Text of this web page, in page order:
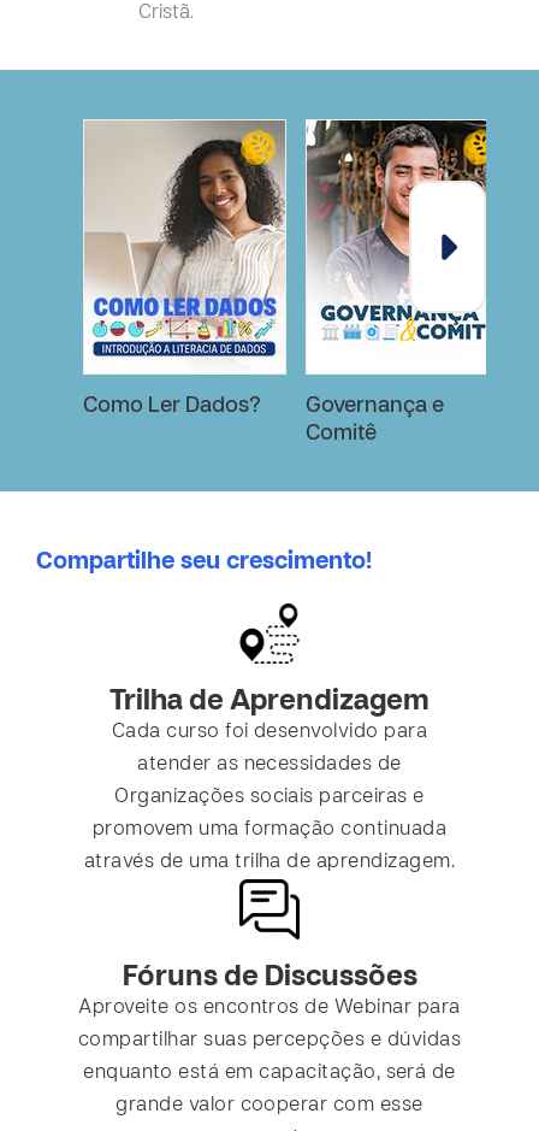
Cristã.
Como Ler Dados?
Governança e
Comitê
Compartilhe seu crescimento!
Trilha de Aprendizagem
Cada curso foi desenvolvido para
atender as necessidades de
Organizações sociais parceiras e
promovem uma formação continuada
através de uma trilha de aprendizagem.
Fóruns de Discussões
Aproveite os encontros de Webinar para
compartilhar suas percepções e dúvidas
enquanto está em capacitação, será de
grande valor cooperar com esse